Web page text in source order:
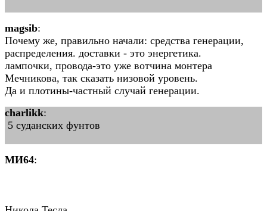
magsib:
Почему же, правильно начали: средства генерации,
распределения. доставки - это энергетика.
лампочки, провода-это уже вотчина монтера
Мечникова, так сказать низовой уровень.
Да и плотины-частный случай генерации.
charlikk:
5 суданских фунтов
MИ64: